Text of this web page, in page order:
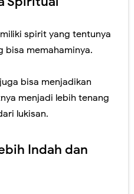
spirit yang tentunya
bisa memahaminya.
bisa menjadikan
menjadi lebih tenang
lukisan.
Indah dan